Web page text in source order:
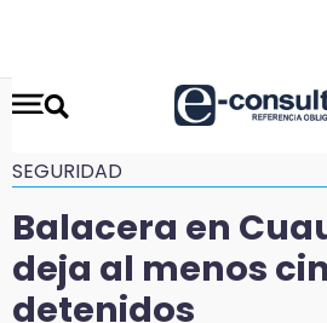
SEGURIDAD
Balacera en
deja al menos
detenidos